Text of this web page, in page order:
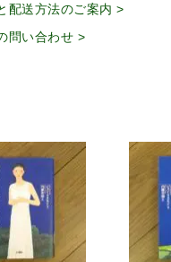
配送方法のご案内 >
問い合わせ >